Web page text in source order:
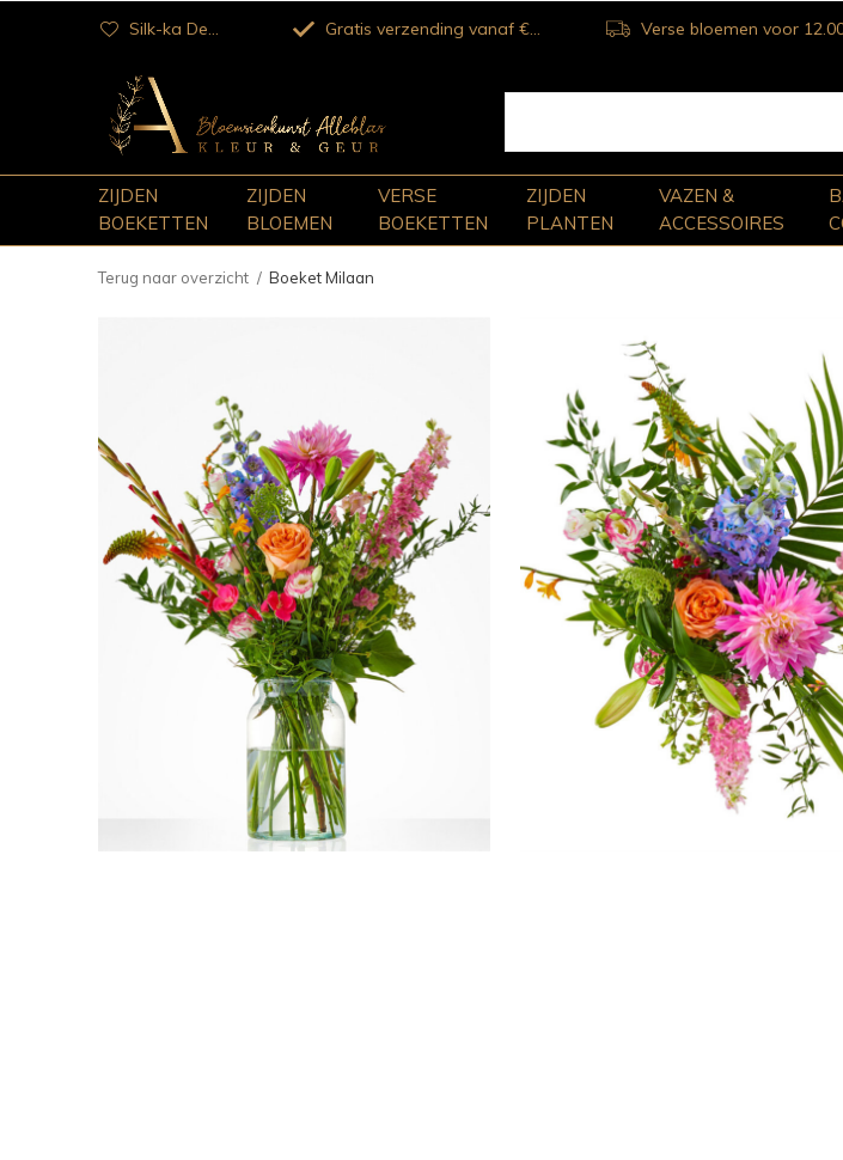
ZIJDEN
BOEKETTEN
ZIJDEN
BLOEMEN
VERSE
BOEKETTEN
ZIJDEN
PLANTEN
VAZEN &
ACCESSOIRES
Silk-ka Dealer Gratis verzending vanaf €100 Verse bloemen voor 12.00
Terug naar overzicht Boeket Milaan